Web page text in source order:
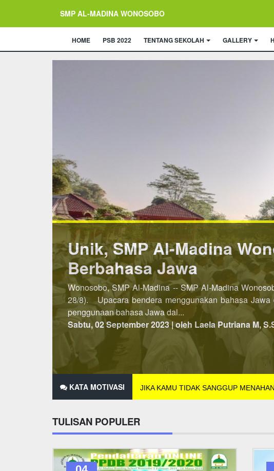
SMP AL-MADINA WONOSOBO
HOME PSB 2022 TENTANG SEKOLAH GALLERY
Lebih Awal, PSB SMP
Penerimaan Siswa/Santri Baru (PSB) SMP Al-Madina
dibuka pada semester kedua, maka untuk PSB Tahun
2021 hingga 25 Des...
Minggu, 07 November 2021 | oleh Laela Putriana M,
KATA MOTIVASI JIKA KAMU TIDAK SANGGUP
TULISAN POPULER